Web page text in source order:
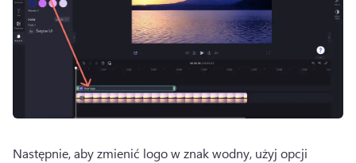
Następnie, aby zmienić logo w znak wodny, użyj opcji